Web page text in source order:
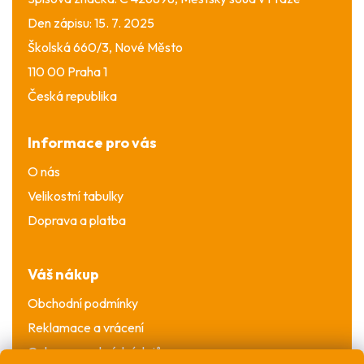
Den zápisu: 15. 7. 2025
Školská 660/3, Nové Město
110 00 Praha 1
Česká republika
Informace pro vás
O nás
Velikostní tabulky
Doprava a platba
Váš nákup
Obchodní podmínky
Reklamace a vrácení
Ochrana osobních údajů